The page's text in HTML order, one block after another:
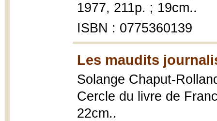
1977, 211p. ; 19cm..
ISBN : 0775360139
Les maudits
Solange Chaput-
Cercle du livre de
22cm..